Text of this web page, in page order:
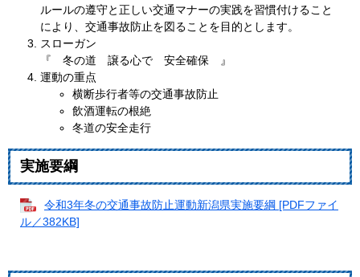
ルールの遵守と正しい交通マナーの実践を習慣付けること
により、交通事故防止を図ることを目的とします。
スローガン
『 冬の道 譲る心で 安全確保 』
運動の重点
横断歩行者等の交通事故防止
飲酒運転の根絶
冬道の安全走行
実施要綱
令和3年冬の交通事故防止運動新潟県実施要綱 [PDFファイ
ル／382KB]